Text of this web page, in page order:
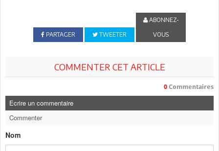
PARTAGER TWEETER
ABONNEZ-
VOUS
COMMENTER CET ARTICLE
0 Commentaires
Ecrire un commentaire
Commenter
Nom